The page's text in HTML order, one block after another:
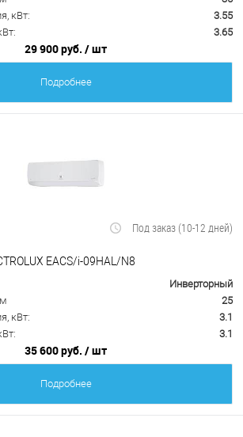
кВт:
3.55
3.65
29 900 руб. / шт
Подробнее
Под заказ (10-12 дней)
EACS/i-09HAL/N8
Инверторный
25
кВт:
3.1
3.1
35 600 руб. / шт
Подробнее